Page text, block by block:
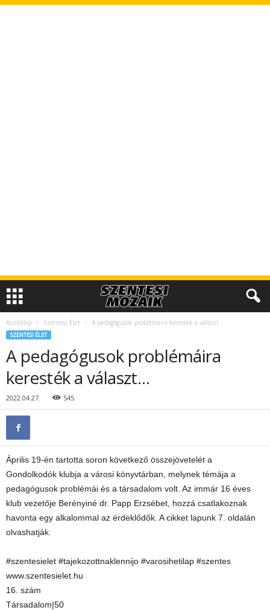
Kezdőlap Szentesi Élet A pedagógusok problémáira keresték a választ…
SZENTESI ÉLET
A pedagógusok problémáira
keresték a választ…
2022.04.27. 545
Április 19-én tartotta soron következő összejövetelét a
Gondolkodók klubja a városi könyvtárban, melynek témája a
pedagógusok problémái és a társadalom volt. Az immár 16 éves
klub vezetője Berényiné dr. Papp Erzsébet, hozzá csatlakoznak
havonta egy alkalommal az érdeklődők. A cikket lapunk 7. oldalán
olvashatják.
#szentesielet #tajekozottnaklennijo #varosihetilap #szentes
www.szentesielet.hu
16. szám
Társadalom|50